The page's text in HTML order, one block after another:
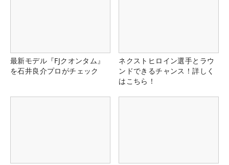
最新モデル『FJクオンタム』
を石井良介プロがチェック
ネクストヒロイン選手とラウ
ンドできるチャンス！詳しく
はこちら！